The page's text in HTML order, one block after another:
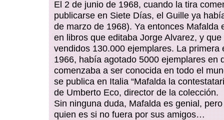
El 2 de junio de 1968, cuando la tira
publicarse en Siete Días, el Guille ya
de marzo de 1968). Ya entonces Mafalda
en libros que editaba Jorge Alvarez, y que
vendidos 130.000 ejemplares. La primera
1966, había agotado 5000 ejemplares en
comenzaba a ser conocida en todo el
se publica en Italia “Mafalda la
de Umberto Eco, director de la colección.
Sin ninguna duda, Mafalda es genial,
quien es si no fuera por sus amigos…